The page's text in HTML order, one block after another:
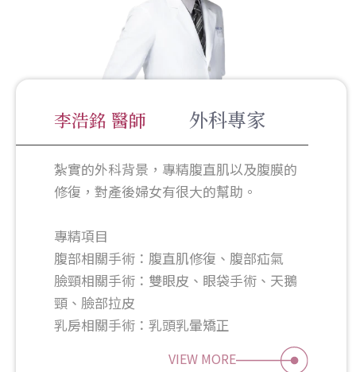
李浩銘 醫師 外科專家
紮實的外科背景，專精腹直肌以及腹膜的
修復，對產後婦女有很大的幫助。
專精項目
腹部相關手術：腹直肌修復、腹部疝氣
臉頸相關手術：雙眼皮、眼袋手術、天鵝
頸、臉部拉皮
乳房相關手術：乳頭乳暈矯正
VIEW MORE